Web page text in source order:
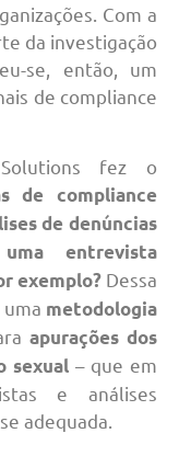
Com a
da investigação
se, então, um
de compliance
fez o
de compliance
de denúncias
entrevista
exemplo? Dessa
metodologia
apurações dos
sexual – que em
e análises
adequada.